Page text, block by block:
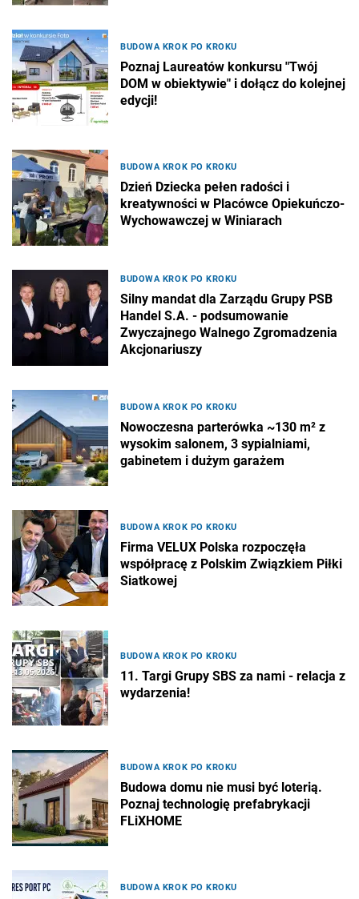
BUDOWA KROK PO KROKU
Poznaj Laureatów konkursu "Twój
DOM w obiektywie" i dołącz do kolejnej
edycji!
BUDOWA KROK PO KROKU
Dzień Dziecka pełen radości i
kreatywności w Placówce Opiekuńczo-
Wychowawczej w Winiarach
BUDOWA KROK PO KROKU
Silny mandat dla Zarządu Grupy PSB
Handel S.A. - podsumowanie
Zwyczajnego Walnego Zgromadzenia
Akcjonariuszy
BUDOWA KROK PO KROKU
Nowoczesna parterówka ~130 m² z
wysokim salonem, 3 sypialniami,
gabinetem i dużym garażem
BUDOWA KROK PO KROKU
Firma VELUX Polska rozpoczęła
współpracę z Polskim Związkiem Piłki
Siatkowej
BUDOWA KROK PO KROKU
11. Targi Grupy SBS za nami - relacja z
wydarzenia!
BUDOWA KROK PO KROKU
Budowa domu nie musi być loterią.
Poznaj technologię prefabrykacji
FLiXHOME
BUDOWA KROK PO KROKU